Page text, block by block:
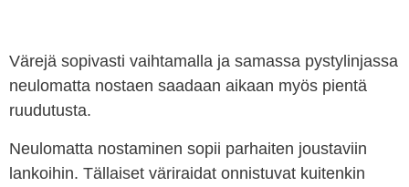
Värejä sopivasti vaihtamalla ja samassa pystylinjassa
neulomatta nostaen saadaan aikaan myös pientä
ruudutusta.
Neulomatta nostaminen sopii parhaiten joustaviin
lankoihin. Tällaiset väriraidat onnistuvat kuitenkin